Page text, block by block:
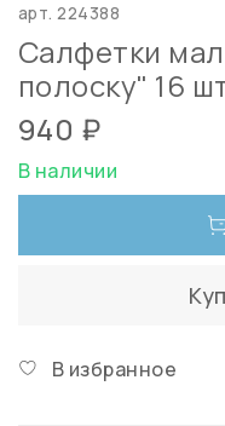
арт.224388
Салфетки
полоску" 16
940 ₽
В наличии
В избранное